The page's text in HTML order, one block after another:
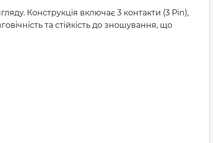
Конструкція включає 3 контакти (3 Pin),
та стійкість до зношування, що